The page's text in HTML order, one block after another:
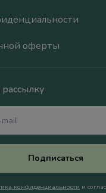
оферты
Подписаться
конфиденциальности и